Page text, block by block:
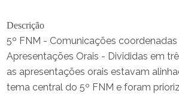
Descrição
5º FNM - Comunicações coordenadas
Apresentações Orais - Divididas em
as apresentações orais estavam
tema central do 5º FNM e foram